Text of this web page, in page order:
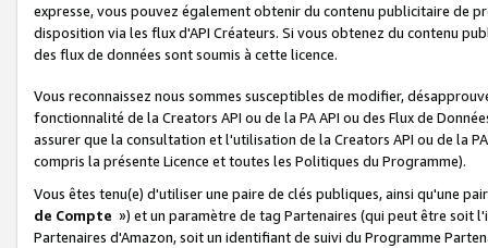
expresse, vous pouvez également obtenir du contenu publicitaire de
disposition via les flux d'API Créateurs. Si vous obtenez du contenu
des flux de données sont soumis à cette licence.
Vous reconnaissez nous sommes susceptibles de modifier,
fonctionnalité de la Creators API ou de la PA API ou des Flux de
assurer que la consultation et l'utilisation de la Creators API ou de la
compris la présente Licence et toutes les Politiques du Programme).
Vous êtes tenu(e) d'utiliser une paire de clés publiques, ainsi qu'une
de Compte ») et un paramètre de tag Partenaires (qui peut être soit
Partenaires d'Amazon, soit un identifiant de suivi du Programme